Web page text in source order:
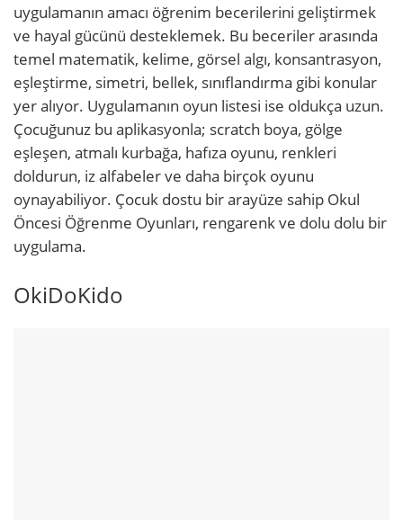
uygulamanın amacı öğrenim becerilerini geliştirmek
ve hayal gücünü desteklemek. Bu beceriler arasında
temel matematik, kelime, görsel algı, konsantrasyon,
eşleştirme, simetri, bellek, sınıflandırma gibi konular
yer alıyor. Uygulamanın oyun listesi ise oldukça uzun.
Çocuğunuz bu aplikasyonla; scratch boya, gölge
eşleşen, atmalı kurbağa, hafıza oyunu, renkleri
doldurun, iz alfabeler ve daha birçok oyunu
oynayabiliyor. Çocuk dostu bir arayüze sahip Okul
Öncesi Öğrenme Oyunları, rengarenk ve dolu dolu bir
uygulama.
OkiDoKido